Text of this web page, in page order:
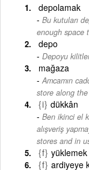
depolamak
Bu kutuları
enough space
depo
Depoyu
mağaza
Amcamın
store along
{i} dükkân
Ben ikinci el
alışveriş
stores and in
{f} yüklemek
{f} ardiyeye